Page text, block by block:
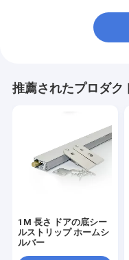
推薦されたプロダク
1M 長さ ドアの底シー
ルストリップ ホームシ
ルバー